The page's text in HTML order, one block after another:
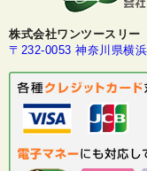
株式会社ワンツースリー
〒232-0053 神奈川県横